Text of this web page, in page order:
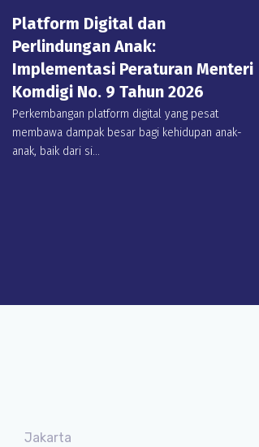
Platform Digital dan
Perlindungan Anak:
Implementasi Peraturan Menteri
Komdigi No. 9 Tahun 2026
Perkembangan platform digital yang pesat
membawa dampak besar bagi kehidupan anak-
anak, baik dari si...
Jakarta